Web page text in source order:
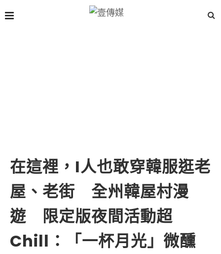
在這裡，I人也敢穿韓服逛老
屋、老街 全州韓屋村漫
遊 限定版夜間活動超
Chill：「一杯月光」微醺